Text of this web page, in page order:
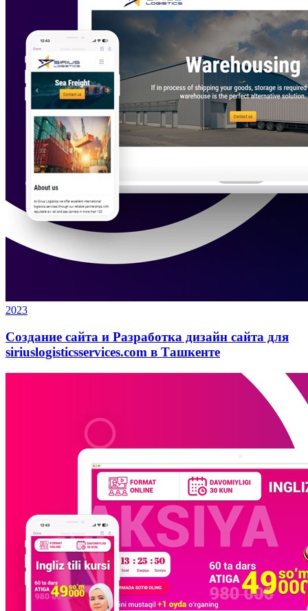
2023
Создание сайта и Разработка дизайн сайта для
siriuslogisticsservices.com в Ташкенте